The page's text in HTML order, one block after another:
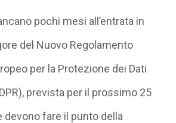
pochi mesi all’entrata in
del Nuovo Regolamento
per la Protezione dei Dati
prevista per il prossimo 25
devono fare il punto della